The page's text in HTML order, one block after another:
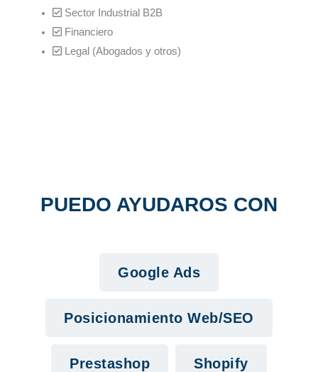
Sector Industrial B2B
Financiero
Legal (Abogados y otros)
PUEDO AYUDAROS CON
Google Ads
Posicionamiento Web/SEO
Prestashop Shopify